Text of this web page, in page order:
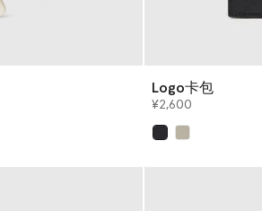
Logo卡包
¥2,600